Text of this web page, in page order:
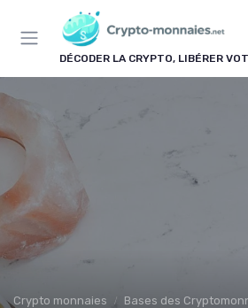
DÉCODER LA CRYPTO, LIBÉRER
Crypto monnaies Bases des
Panneau de gestion des cookies